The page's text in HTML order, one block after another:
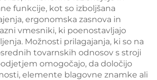
funkcije, kot so izboljšana
ergonomska zasnova in
vmesniki, ki poenostavljajo
Možnosti prilagajanja, ki so na
tovarnskih odnosov s stroji
omogočajo, da določijo
elemente blagovne znamke ali